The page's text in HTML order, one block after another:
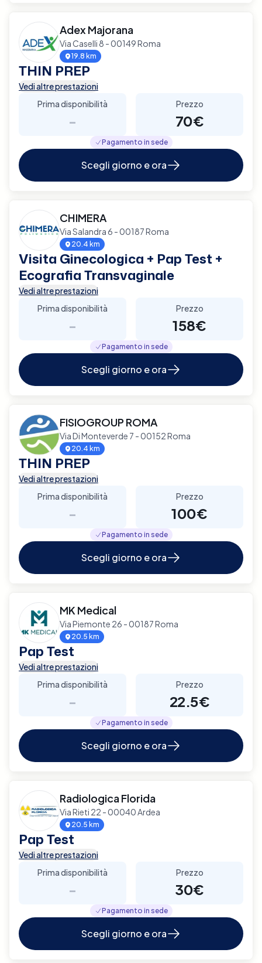
Adex Majorana
Via Caselli 8 - 00149 Roma
19.8 km
THIN PREP
Vedi altre prestazioni
Prima disponibilità
-
Prezzo
70€
Pagamento in sede
Scegli giorno e ora
CHIMERA
Via Salandra 6 - 00187 Roma
20.4 km
Visita Ginecologica + Pap Test +
Ecografia Transvaginale
Vedi altre prestazioni
Prima disponibilità
-
Prezzo
158€
Pagamento in sede
Scegli giorno e ora
FISIOGROUP ROMA
Via Di Monteverde 7 - 00152 Roma
20.4 km
THIN PREP
Vedi altre prestazioni
Prima disponibilità
-
Prezzo
100€
Pagamento in sede
Scegli giorno e ora
MK Medical
Via Piemonte 26 - 00187 Roma
20.5 km
Pap Test
Vedi altre prestazioni
Prima disponibilità
-
Prezzo
22.5€
Pagamento in sede
Scegli giorno e ora
Radiologica Florida
Via Rieti 22 - 00040 Ardea
20.5 km
Pap Test
Vedi altre prestazioni
Prima disponibilità
-
Prezzo
30€
Pagamento in sede
Scegli giorno e ora